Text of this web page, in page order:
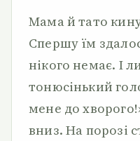
Мама й тато
Спершу їм
нікого немає. І
тонюсінький
мене до
вниз. На порозі